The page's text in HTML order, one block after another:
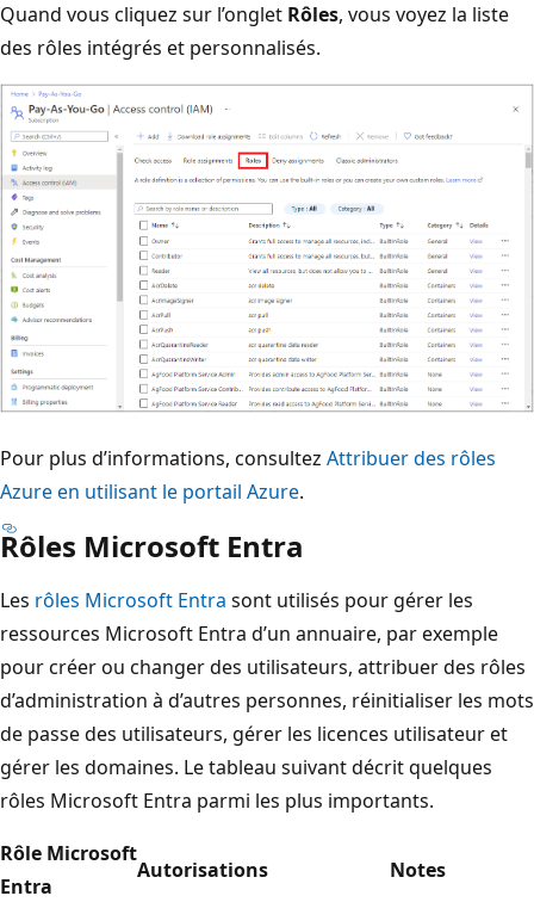
Quand vous cliquez sur l’onglet Rôles, vous voyez la liste
des rôles intégrés et personnalisés.
Pour plus d’informations, consultez Attribuer des rôles
Azure en utilisant le portail Azure.
Rôles Microsoft Entra
Les rôles Microsoft Entra sont utilisés pour gérer les
ressources Microsoft Entra d’un annuaire, par exemple
pour créer ou changer des utilisateurs, attribuer des rôles
d’administration à d’autres personnes, réinitialiser les mots
de passe des utilisateurs, gérer les licences utilisateur et
gérer les domaines. Le tableau suivant décrit quelques
rôles Microsoft Entra parmi les plus importants.
Rôle Microsoft
Entra
Autorisations Notes